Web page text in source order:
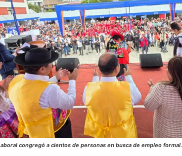
congregó a cientos de personas en busca de empleo formal.